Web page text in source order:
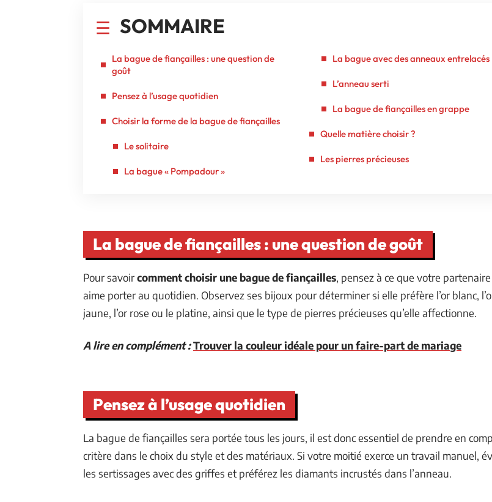
SOMMAIRE
La bague de fiançailles : une question de
goût
Pensez à l’usage quotidien
Choisir la forme de la bague de fiançailles
Le solitaire
La bague « Pompadour »
La bague avec des anneaux entrelacés
L’anneau serti
La bague de fiançailles en grappe
Quelle matière choisir ?
Les pierres précieuses
La bague de fiançailles : une question de goût
Pour savoircomment choisir une bague de fiançailles, pensez à ce que votre partenaire
aime porter au quotidien. Observez ses bijoux pour déterminer si elle préfère l’or blanc,
jaune, l’or rose ou le platine, ainsi que le type de pierres précieuses qu’elle affectionne.
A lire en complément :Trouver la couleur idéale pour un faire-part de mariage
Pensez à l’usage quotidien
La bague de fiançailles sera portée tous les jours, il est donc essentiel de prendre en
critère dans le choix du style et des matériaux. Si votre moitié exerce un travail manuel,
les sertissages avec des griffes et préférez les diamants incrustés dans l’anneau.